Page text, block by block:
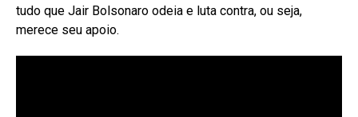
tudo que Jair Bolsonaro odeia e luta contra, ou seja,
merece seu apoio.